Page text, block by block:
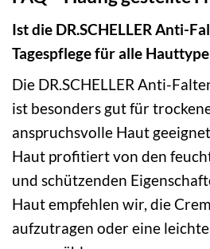
Ist die DR.SCHELLER Anti-
Tagespflege für alle
Die DR.SCHELLER Anti-
ist besonders gut für
anspruchsvolle Haut
Haut profitiert von den
und schützenden
Haut empfehlen wir, die
aufzutragen oder eine